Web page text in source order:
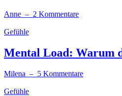
Anne – 2 Kommentare
Gefühle
Mental Load: Warum
Milena – 5 Kommentare
Gefühle